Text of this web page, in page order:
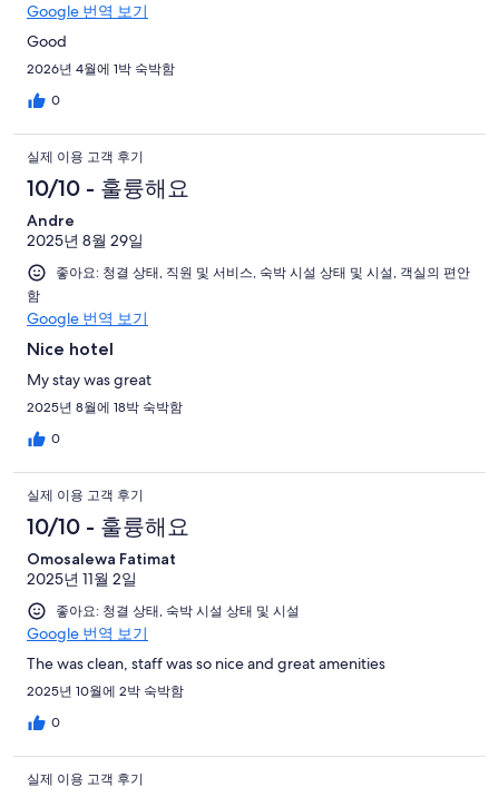
Google 번역 보기
Good
2026년 4월에 1박 숙박함
0
실제 이용 고객 후기
10/10 - 훌륭해요
Andre
2025년 8월 29일
좋아요: 청결 상태, 직원 및 서비스, 숙박 시설 상태 및 시설, 객실의 편안
함
Google 번역 보기
Nice hotel
My stay was great
2025년 8월에 18박 숙박함
0
실제 이용 고객 후기
10/10 - 훌륭해요
Omosalewa Fatimat
2025년 11월 2일
좋아요: 청결 상태, 숙박 시설 상태 및 시설
Google 번역 보기
The was clean, staff was so nice and great amenities
2025년 10월에 2박 숙박함
0
실제 이용 고객 후기